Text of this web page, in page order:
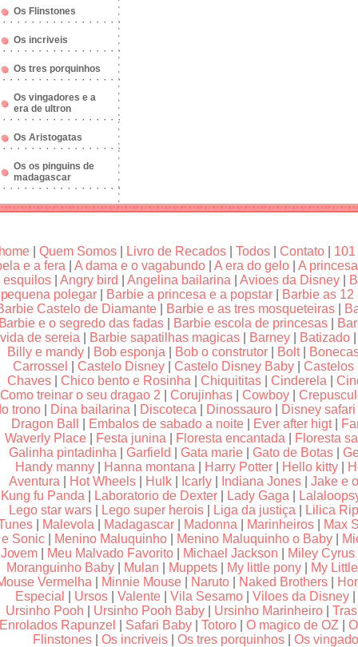
Os Flinstones
Os incriveis
Os tres porquinhos
Os vingadores e a
era de ultron
Os Aristogatas
Os os pinguins de
madagascar
|Quem Somos Livro de Recados |Todos |Contato
e a fera
A dama e o vagabundo A era do gelo
A
esquilos
Angry bird Angelina bailarina Avioes da Disney
pequena polegar
Barbie a princesa e a popstar
Barbie as
Castelo de Diamante
Barbie e as tres mosqueteiras
e o segredo das fadas
Barbie escola de princesas
vida de sereia
Barbie sapatilhas magicas Barney Batizado
Billy e mandy
Bob esponja Bob o construtor Bolt|
Carrossel
|Castelo Disney |Castelo Disney Baby |Castelos
Chaves
Chico bento e Rosinha Chiquititas Cinderela
Como treinar o seu dragao 2 |Corujinhas |Cowboy |
trono
Dina bailarina Discoteca Dinossauro Disney safari
Dragon Ball
Embalos de sabado a noite Ever after higt|
Waverly Place
Festa junina Floresta encantada
Floresta
Galinha pintadinha |Garfield |Gata marie |Gato de Botas |
Handy manny
Hanna montana Harry Potter Hello kitty
Aventura
Hot Wheels Hulk Icarly Indiana Jones
Jake e
Kung fu Panda
Laboratorio de Dexter Lady Gaga
Lego star wars
Lego super herois Liga da justiça
Lilica
Malevola Madagascar Madonna Marinheiros
Max
e Sonic
Menino Maluquinho Menino Maluquinho o Baby
Jovem
Meu Malvado Favorito Michael Jackson Miley Cyrus
Moranguinho Baby
Mulan Muppets My little pony
My
Vermelha
Minnie Mouse Naruto Naked Brothers
Especial
Ursos |Valente |Vila Sesamo |Viloes da Disney
Ursinho Pooh
Ursinho Pooh Baby Ursinho Marinheiro |
Enrolados Rapunzel
Safari Baby Totoro O magico de OZ
Flinstones |Os incriveis |Os tres porquinhos |Os